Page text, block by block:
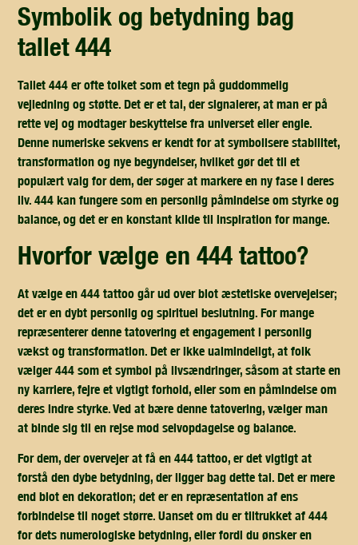
symbolik og betydning bag
tallet 444
Tallet 444 er ofte tolket som et tegn på guddommelig
vejledning og støtte. Det er et tal, der signalerer, at man er på
rette vej og modtager beskyttelse fra universet eller engle.
Denne numeriske sekvens er kendt for at symbolisere stabilitet,
transformation og nye begyndelser, hvilket gør det til et
populært valg for dem, der søger at markere en ny fase i deres
liv. 444 kan fungere som en personlig påmindelse om styrke og
balance, og det er en konstant kilde til inspiration for mange.
hvorfor vælge en 444 tattoo?
At vælge en 444 tattoo går ud over blot æstetiske overvejelser;
det er en dybt personlig og spirituel beslutning. For mange
repræsenterer denne tatovering et engagement i personlig
vækst og transformation. Det er ikke ualmindeligt, at folk
vælger 444 som et symbol på livsændringer, såsom at starte en
ny karriere, fejre et vigtigt forhold, eller som en påmindelse om
deres indre styrke. Ved at bære denne tatovering, vælger man
at binde sig til en rejse mod selvopdagelse og balance.
For dem, der overvejer at få en 444 tattoo, er det vigtigt at
forstå den dybe betydning, der ligger bag dette tal. Det er mere
end blot en dekoration; det er en repræsentation af ens
forbindelse til noget større. Uanset om du er tiltrukket af 444
for dets numerologiske betydning, eller fordi du ønsker en